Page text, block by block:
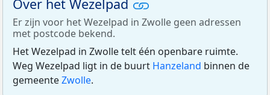
Over het Wezelpad
Er zijn voor het Wezelpad in Zwolle geen adressen
met postcode bekend.
Het Wezelpad in Zwolle telt één openbare ruimte.
Weg Wezelpad ligt in de buurt Hanzeland binnen de
gemeenteZwolle.